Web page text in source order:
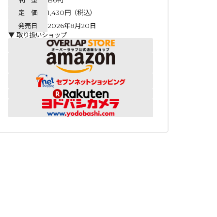
定 価
1,430円（税込）
発売日
2026年8月20日
▼ 取り扱いショップ